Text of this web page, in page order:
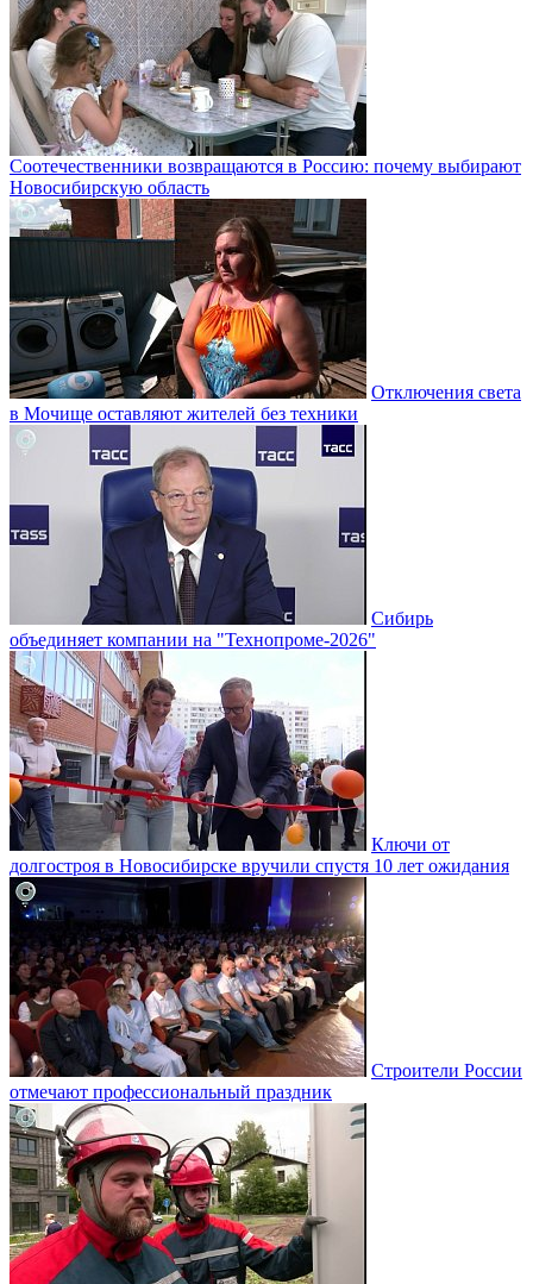
Соотечественники возвращаются в Россию: почему выбирают
Новосибирскую область
Отключения света
в Мочище оставляют жителей без техники
Сибирь
объединяет компании на "Технопроме-2026"
Ключи от
долгостроя в Новосибирске вручили спустя 10 лет ожидания
Строители России
отмечают профессиональный праздник